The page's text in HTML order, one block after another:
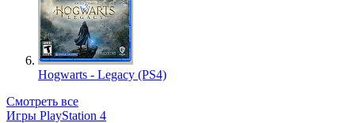
Hogwarts - Legacy (PS4)
Смотреть все
Игры PlayStation 4